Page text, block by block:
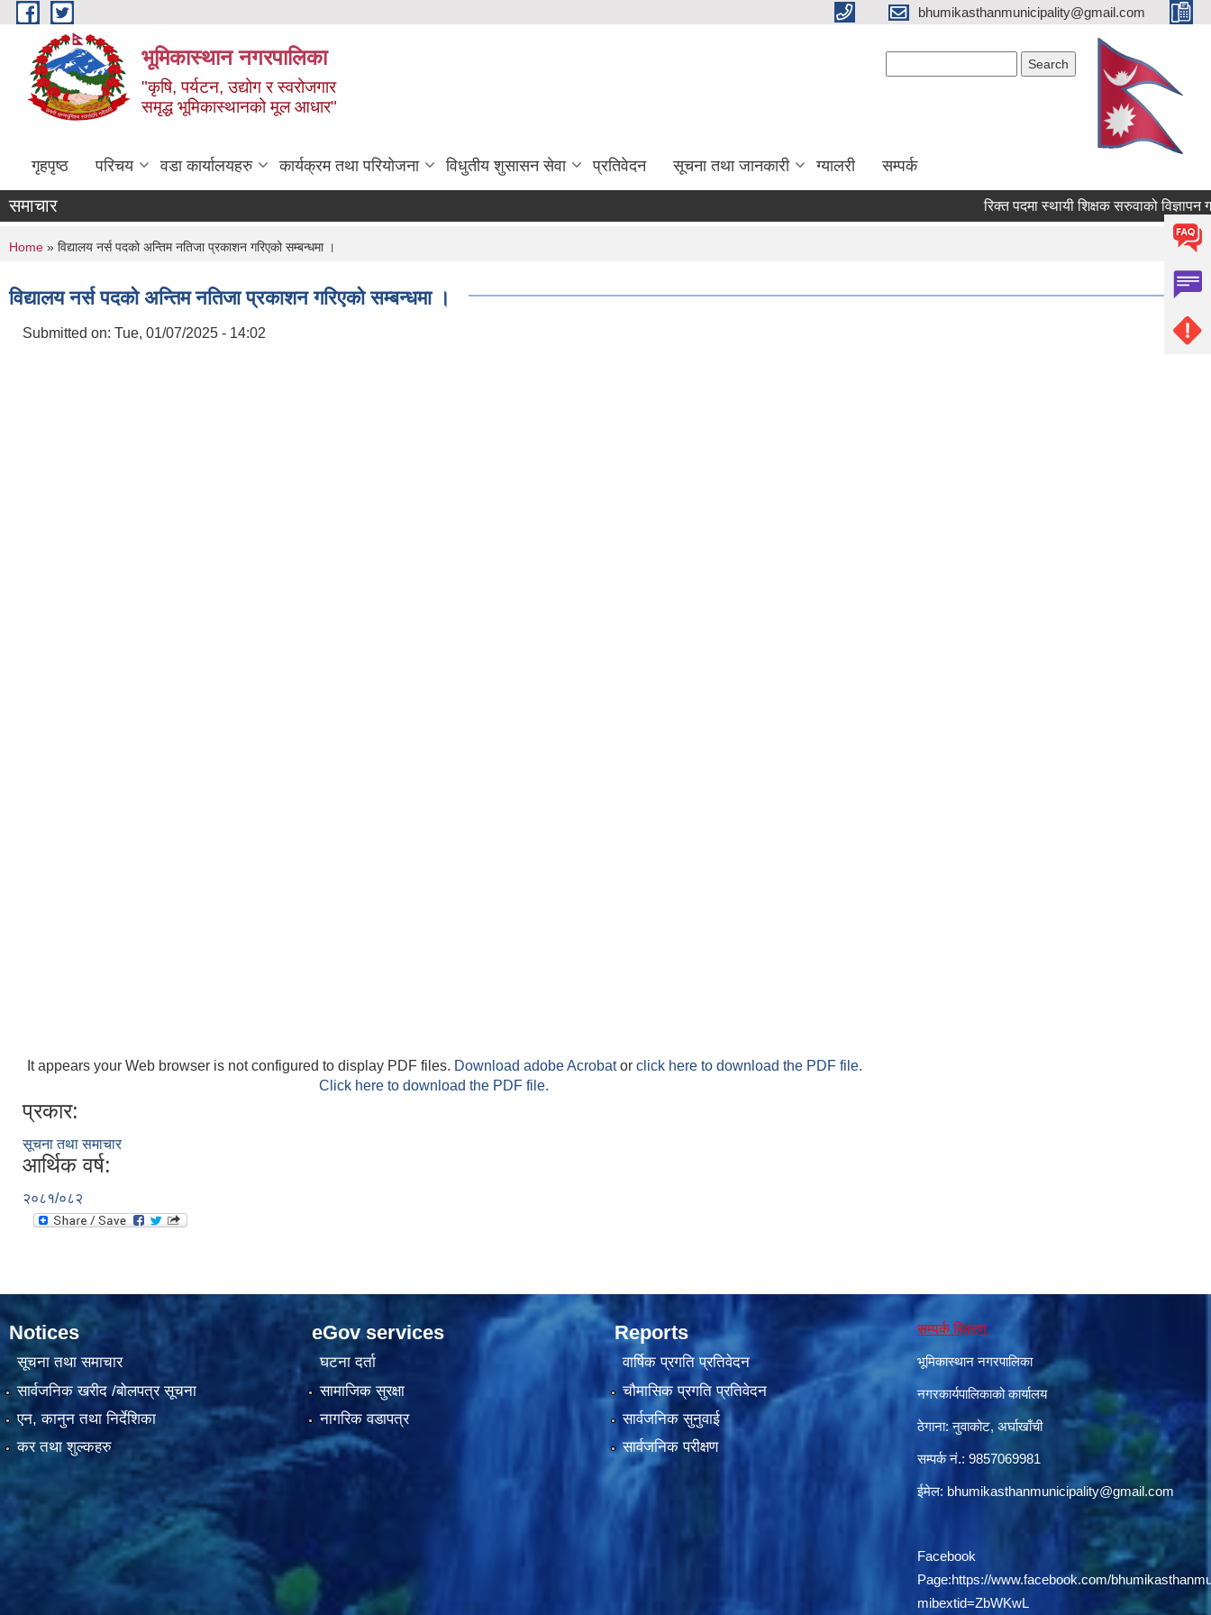
Skip to main content bhumikasthanmunicipality@gmail.com
भूमिकास्थान नगरपालिका
"कृषि, पर्यटन, उद्योग र स्वरोजगार
समृद्ध भूमिकास्थानको मूल आधार"
गृहपृष्ठ परिचय वडा कार्यालयहरु कार्यक्रम तथा परियोजना विधुतीय शुसासन सेवा प्रतिवेदन सूचना तथा जानकारी ग्यालरी सम्पर्क
समाचार रिक्त पदमा स्थायी शिक्षक सरुवाको विज्ञापन
You are here
Home » विद्यालय नर्स पदको अन्तिम नतिजा प्रकाशन गरिएको सम्बन्धमा ।
विद्यालय नर्स पदको अन्तिम नतिजा प्रकाशन गरिएको सम्बन्धमा ।
Submitted on: Tue, 01/07/2025 - 14:02
It appears your Web browser is not configured to display PDF files. Download adobe Acrobator click here to download the PDF file.
Click here to download the PDF file.
प्रकार:
सूचना तथा समाचार
आर्थिक वर्ष:
२०८१/०८२
Notices
सूचना तथा समाचार
सार्वजनिक खरीद /बोलपत्र सूचना
एन, कानुन तथा निर्देशिका
कर तथा शुल्कहरु
eGov services
घटना दर्ता
सामाजिक सुरक्षा
नागरिक वडापत्र
Reports
वार्षिक प्रगति प्रतिवेदन
चौमासिक प्रगति प्रतिवेदन
सार्वजनिक सुनुवाई
सार्वजनिक परीक्षण
सम्पर्क विवरण
भूमिकास्थान नगरपालिका
नगरकार्यपालिकाको कार्यालय
ठेगाना: नुवाकोट, अर्घाखाँची
सम्पर्क नं.: 9857069981
ईमेल: bhumikasthanmunicipality@gmail.com
Facebook
Page:https://www.facebook.com/
mibextid=ZbWKwL